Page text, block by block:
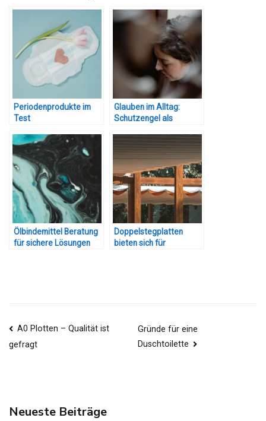
Periodenprodukte im
Test
Glauben im Alltag:
Schutzengel als
Ölbindemittel Beratung
für sichere Lösungen
Doppelstegplatten
bieten sich für
Beitragsnavigation
A0 Plotten – Qualität ist
gefragt
Gründe für eine
Duschtoilette
Neueste Beiträge